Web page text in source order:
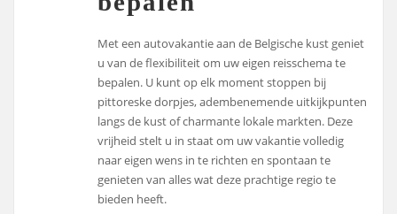
Met een autovakantie aan de Belgische kust geniet
u van de flexibiliteit om uw eigen reisschema te
bepalen. U kunt op elk moment stoppen bij
pittoreske dorpjes, adembenemende uitkijkpunten
langs de kust of charmante lokale markten. Deze
vrijheid stelt u in staat om uw vakantie volledig
naar eigen wens in te richten en spontaan te
genieten van alles wat deze prachtige regio te
bieden heeft.